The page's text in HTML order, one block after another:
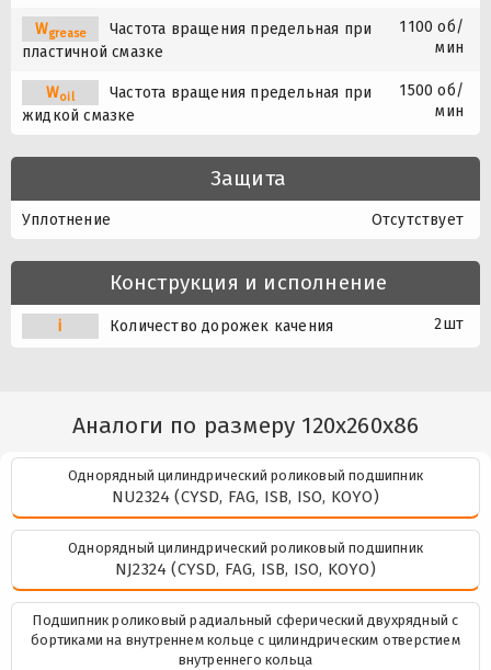
Wgrease
Частота вращения предельная при
пластичной смазке
1100 об/
мин
Woil
Частота вращения предельная при
жидкой смазке
1500 об/
мин
Защита
Уплотнение Отсутствует
Конструкция и исполнение
i Количество дорожек качения 2шт
Аналоги по размеру 120x260x86
Однорядный цилиндрический роликовый подшипник
NU2324 (CYSD, FAG, ISB, ISO, KOYO)
Однорядный цилиндрический роликовый подшипник
NJ2324 (CYSD, FAG, ISB, ISO, KOYO)
Подшипник роликовый радиальный сферический двухрядный с
бортиками на внутреннем кольце с цилиндрическим отверстием
внутреннего кольца